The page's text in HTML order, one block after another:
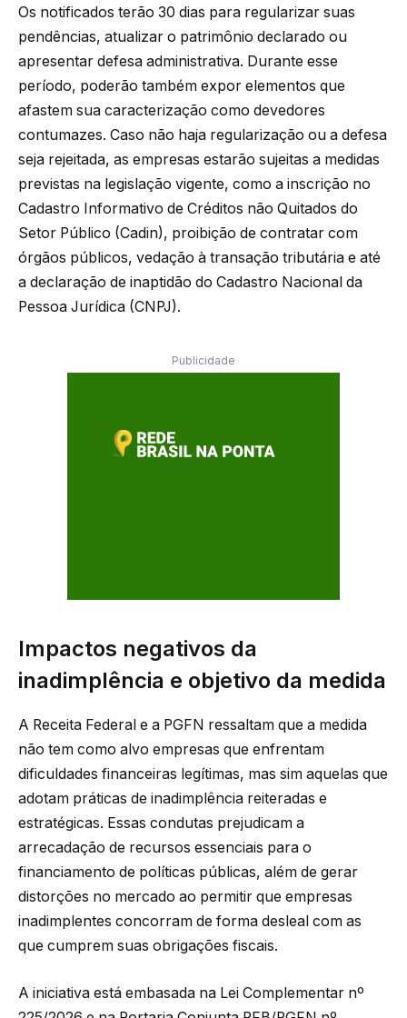
Os notificados terão 30 dias para regularizar suas
pendências, atualizar o patrimônio declarado ou
apresentar defesa administrativa. Durante esse
período, poderão também expor elementos que
afastem sua caracterização como devedores
contumazes. Caso não haja regularização ou a defesa
seja rejeitada, as empresas estarão sujeitas a medidas
previstas na legislação vigente, como a inscrição no
Cadastro Informativo de Créditos não Quitados do
Setor Público (Cadin), proibição de contratar com
órgãos públicos, vedação à transação tributária e até
a declaração de inaptidão do Cadastro Nacional da
Pessoa Jurídica (CNPJ).
Publicidade
Impactos negativos da
inadimplência e objetivo da medida
A Receita Federal e a PGFN ressaltam que a medida
não tem como alvo empresas que enfrentam
dificuldades financeiras legítimas, mas sim aquelas que
adotam práticas de inadimplência reiteradas e
estratégicas. Essas condutas prejudicam a
arrecadação de recursos essenciais para o
financiamento de políticas públicas, além de gerar
distorções no mercado ao permitir que empresas
inadimplentes concorram de forma desleal com as
que cumprem suas obrigações fiscais.
A iniciativa está embasada na Lei Complementar nº